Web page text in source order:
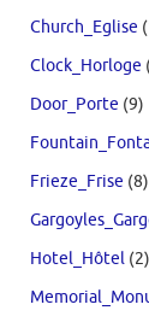
Church_Eglise
Clock_Horloge
Door_Porte (9)
Frieze_Frise (8)
Hotel_Hôtel (2)